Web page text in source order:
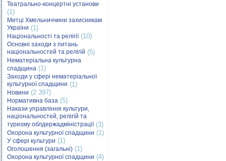
Театрально-концертні установи
(1)
Митці Хмельниччини захисникам
України (1)
Національності та релігії(10)
Основні заходи з питань
національностей та релігій (5)
Нематеріальна культурна
спадщина (1)
Заходи у сфері нематеріальної
культурної спадщини (1)
Новини (2 397)
Нормативна база (5)
Накази управління культури,
національностей, релігій та
туризму облдержадміністрації(3)
Охорона культурної спадщини (1)
У сфері культури (1)
Оголошення (загальні) (1)
Охорона культурної спадщини (4)